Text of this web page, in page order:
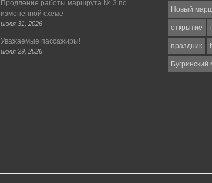
Продление работы маршрута № 3 по
измененной схеме
июля 31, 2026
Уважаемые пассажиры!
июля 29, 2026
Новый
открытие
праздник
Бугринский